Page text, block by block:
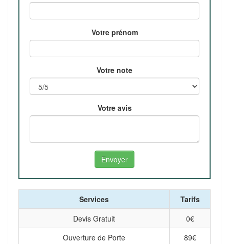
Votre prénom
Votre note
Votre avis
Services
Tarifs
Devis Gratuit
0€
Ouverture de Porte
89€